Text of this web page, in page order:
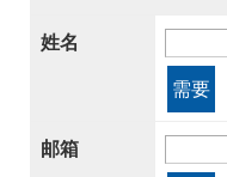
姓名
需要
邮箱